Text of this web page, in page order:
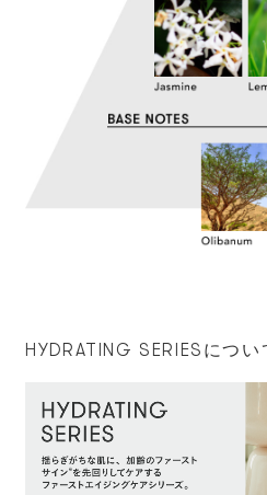
HYDRATING SERIESについ